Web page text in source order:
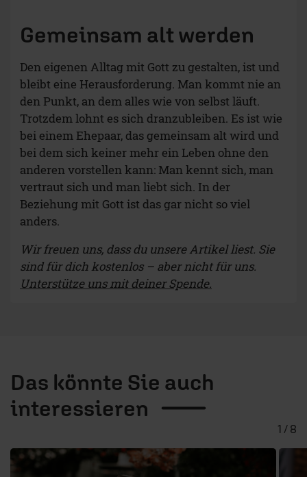
Gemeinsam alt werden
Den eigenen Alltag mit Gott zu gestalten, ist und
bleibt eine Herausforderung. Man kommt nie an
den Punkt, an dem alles wie von selbst läuft.
Trotzdem lohnt es sich dranzubleiben. Es ist wie
bei einem Ehepaar, das gemeinsam alt wird und
bei dem sich keiner mehr ein Leben ohne den
anderen vorstellen kann: Man kennt sich, man
vertraut sich und man liebt sich. In der
Beziehung mit Gott ist das gar nicht so viel
anders.
Wir freuen uns, dass du unsere Artikel liest. Sie
sind für dich kostenlos – aber nicht für uns.
Unterstütze uns mit deiner Spende.
Das könnte Sie auch
interessieren
1 / 8